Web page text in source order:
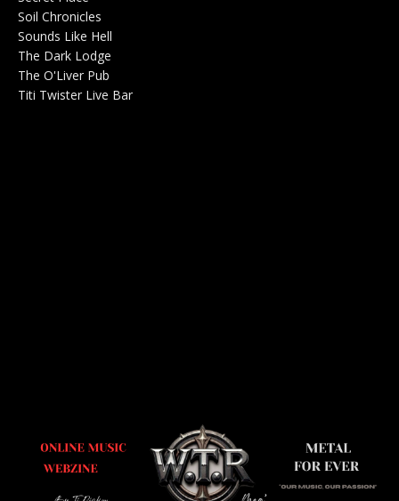
Soil Chronicles
Sounds Like Hell
The Dark Lodge
The O'Liver Pub
Titi Twister Live Bar